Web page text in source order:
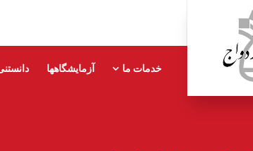
خدمات ما آزمایشگاهها